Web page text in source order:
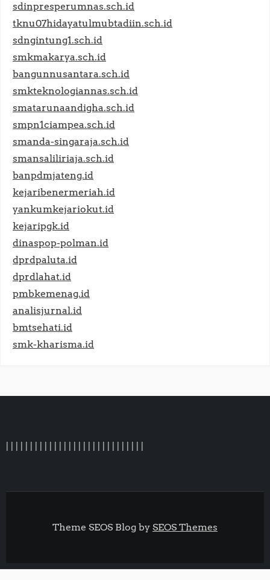
sdinpresperumnas.sch.id
tknu07hidayatulmubtadiin.sch.id
sdngintung1.sch.id
smkmakarya.sch.id
bangunnusantara.sch.id
smkteknologiannas.sch.id
smatarunaandigha.sch.id
smpn1ciampea.sch.id
smanda-singaraja.sch.id
smansaliliriaja.sch.id
banpdmjateng.id
kejaribenermeriah.id
yankumkejariokut.id
kejaripgk.id
dinaspop-polman.id
dprdpaluta.id
dprdlahat.id
pmbkemenag.id
analisjurnal.id
bmtsehati.id
smk-kharisma.id
Theme SEOS Blog by SEOS Themes